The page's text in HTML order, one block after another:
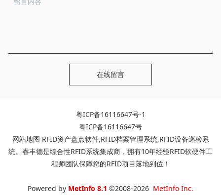
在线留言
粤ICP备16116647号-1
粤ICP备16116647号
网站地图 RFID资产盘点软件,RFID档案管理系统,RFID设备巡检系
统。睿丰德是综合性RFID系统集成商，拥有10年经验RFID软硬件工
程师团队保障您的RFID项目落地到位！
Powered by MetInfo 8.1 ©2008-2026 MetInfo Inc.